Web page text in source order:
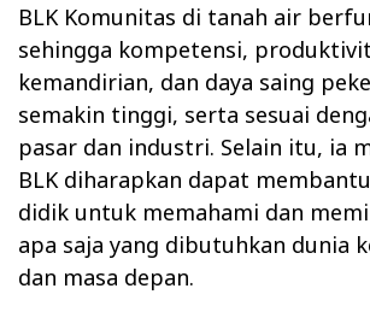
BLK Komunitas di tanah air
sehingga kompetensi,
kemandirian, dan daya saing
semakin tinggi, serta sesuai
pasar dan industri. Selain itu, ia
BLK diharapkan dapat
didik untuk memahami dan
apa saja yang dibutuhkan dunia
dan masa depan.